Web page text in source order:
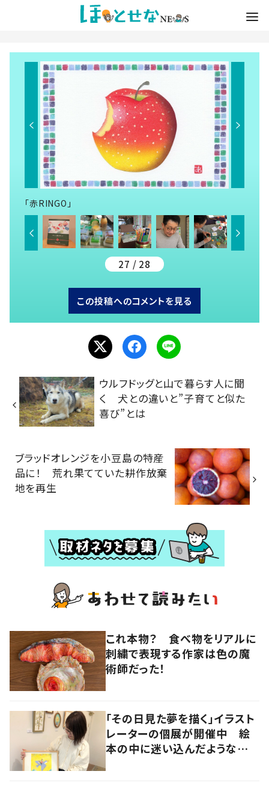
「赤RINGO」
27 / 28
この投稿へのコメントを見る
ウルフドッグと山で暮らす人に聞
く 犬との違いと”子育てと似た
喜び”とは
ブラッドオレンジを小豆島の特産
品に！ 荒れ果てていた耕作放棄
地を再生
これ本物？ 食べ物をリアルに
刺繍で表現する作家は色の魔
術師だった！
「その日見た夢を描く」イラスト
レーターの個展が開催中 絵
本の中に迷い込んだような想